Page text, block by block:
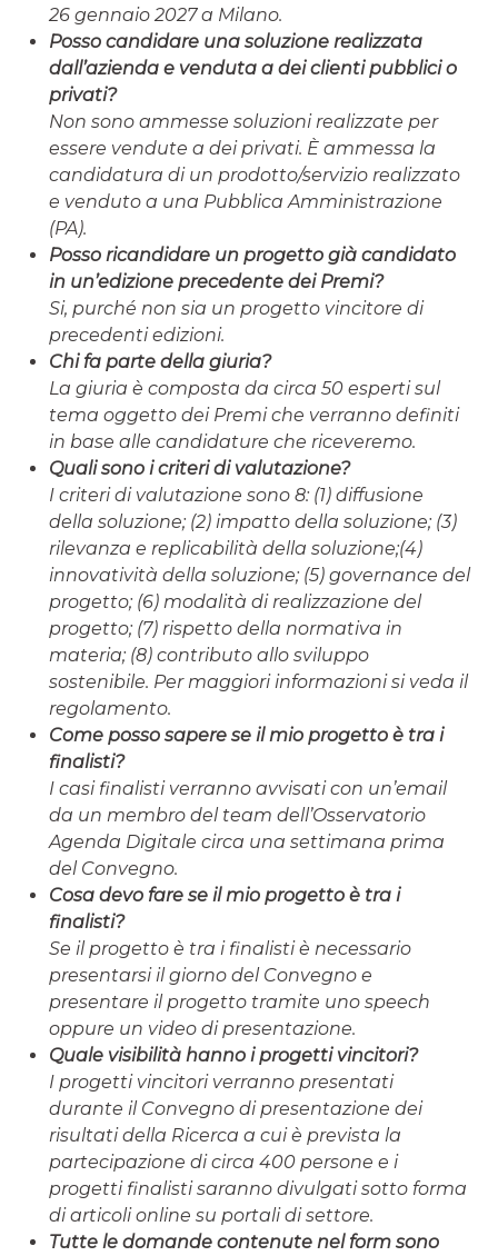
26 gennaio 2027 a Milano.
Posso candidare una soluzione realizzata
dall’azienda e venduta a dei clienti pubblici o
privati?
Non sono ammesse soluzioni realizzate per
essere vendute a dei privati. È ammessa la
candidatura di un prodotto/servizio realizzato
e venduto a una Pubblica Amministrazione
(PA).
Posso ricandidare un progetto già candidato
in un’edizione precedente dei Premi?
Si, purché non sia un progetto vincitore di
precedenti edizioni.
Chi fa parte della giuria?
La giuria è composta da circa 50 esperti sul
tema oggetto dei Premi che verranno definiti
in base alle candidature che riceveremo.
Quali sono i criteri di valutazione?
I criteri di valutazione sono 8: (1) diffusione
della soluzione; (2) impatto della soluzione; (3)
rilevanza e replicabilità della soluzione;(4)
innovatività della soluzione; (5) governance del
progetto; (6) modalità di realizzazione del
progetto; (7) rispetto della normativa in
materia; (8) contributo allo sviluppo
sostenibile. Per maggiori informazioni si veda il
regolamento.
Come posso sapere se il mio progetto è tra i
finalisti?
I casi finalisti verranno avvisati con un’email
da un membro del team dell’Osservatorio
Agenda Digitale circa una settimana prima
del Convegno.
Cosa devo fare se il mio progetto è tra i
finalisti?
Se il progetto è tra i finalisti è necessario
presentarsi il giorno del Convegno e
presentare il progetto tramite uno speech
oppure un video di presentazione.
Quale visibilità hanno i progetti vincitori?
I progetti vincitori verranno presentati
durante il Convegno di presentazione dei
risultati della Ricerca a cui è prevista la
partecipazione di circa 400 persone e i
progetti finalisti saranno divulgati sotto forma
di articoli online su portali di settore.
Tutte le domande contenute nel form sono